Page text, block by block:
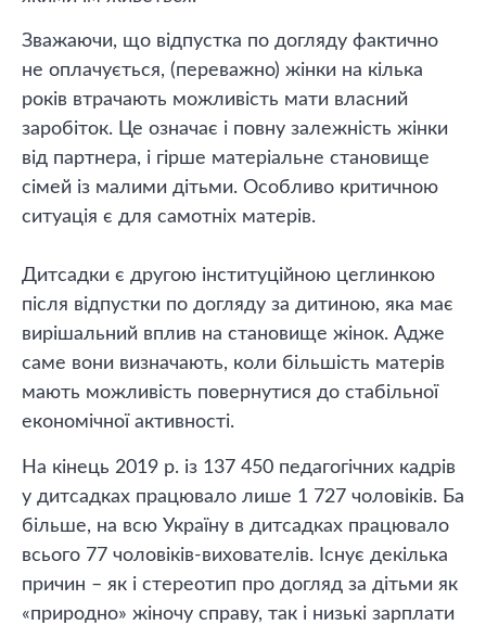
Зважаючи, що відпустка по догляду фактично
не оплачується, (переважно) жінки на кілька
років втрачають можливість мати власний
заробіток. Це означає і повну залежність жінки
від партнера, і гірше матеріальне становище
сімей із малими дітьми. Особливо критичною
ситуація є для самотніх матерів.
Дитсадки є другою інституційною цеглинкою
після відпустки по догляду за дитиною, яка має
вирішальний вплив на становище жінок. Адже
саме вони визначають, коли більшість матерів
мають можливість повернутися до стабільної
економічної активності.
На кінець 2019 р. із 137 450 педагогічних кадрів
у дитсадках працювало лише 1 727 чоловіків. Ба
більше, на всю Україну в дитсадках працювало
всього 77 чоловіків-вихователів. Існує декілька
причин – як і стереотип про догляд за дітьми як
«природно» жіночу справу, так і низькі зарплати